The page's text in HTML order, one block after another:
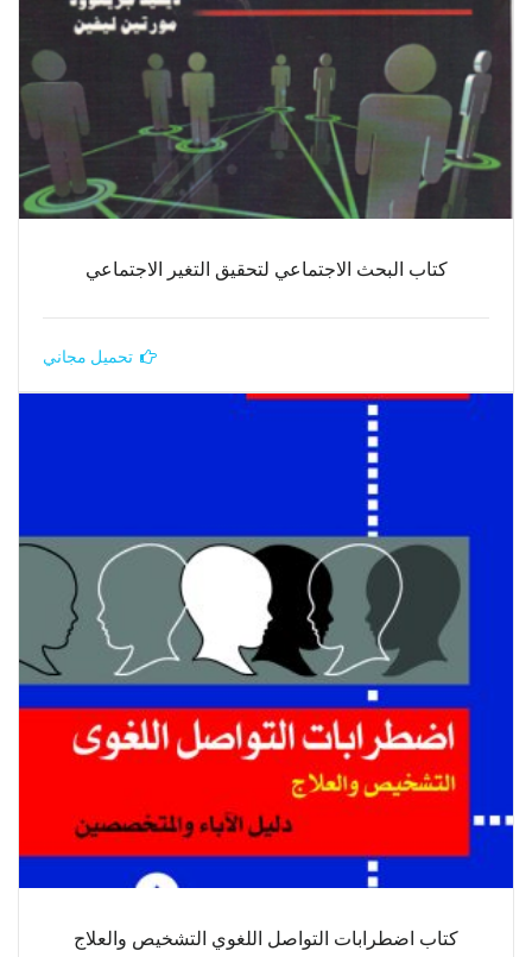
كتاب البحث الاجتماعي لتحقيق التغير الاجتماعي
تحميل مجاني
كتاب اضطرابات التواصل اللغوي التشخيص والعلاج